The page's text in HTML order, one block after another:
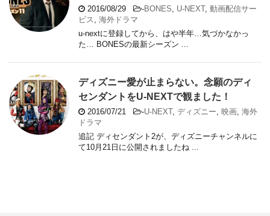
2016/08/29 -BONES, U-NEXT, 動画配信サー
ビス , 海外ドラマ
u-nextに登録してから、はや半年…気づかなかっ
た… BONESの最新シーズン ...
ディズニー愛が止まらない。念願のディ
センダントをU-NEXTで観ました！
2016/07/21 -U-NEXT, ディズニー, 映画, 海外
ドラマ
追記 ディセンダント2が、ディズニーチャンネルに
て10月21日に公開されましたね ...